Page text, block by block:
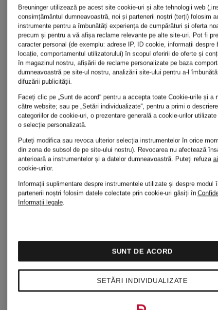
CASA
ARAKII
arche
ARC'TERYX
ariane ernst
Breuninger utilizează pe acest site cookie-uri și alte tehnologii web
consimțământul dumneavoastră, noi și partenerii noștri (terți) folosim
instrumente pentru a îmbunătăți experiența de cumpărături și oferta
precum și pentru a vă afișa reclame relevante pe alte site-uri. Pot fi
caracter personal (de exemplu: adrese IP, ID cookie, informații despre
locație, comportamentul utilizatorului) în scopul oferirii de oferte și
în magazinul nostru, afișării de reclame personalizate pe baza
dumneavoastră pe site-ul nostru, analizării site-ului pentru a-l
difuzării publicității.
Faceți clic pe „Sunt de acord“ pentru a accepta toate Cookie-urile și a
către website; sau pe „Setări individualizate“, pentru a primi o
categoriilor de cookie-uri, o prezentare generală a cookie-urilor
o selecție personalizată.
Puteți modifica sau revoca ulterior selecția instrumentelor în orice
din zona de subsol de pe site-ului nostru). Revocarea nu afectează
anterioară a instrumentelor și a datelor dumneavoastră. Puteți refuza
cookie-urilor.
Informații suplimentare despre instrumentele utilizate și despre modul
partenerii noștri folosim datele colectate prin cookie-uri găsiți în
Informații legale.
SETĂRI INDIVIDUALIZATE
SUNT DE ACORD